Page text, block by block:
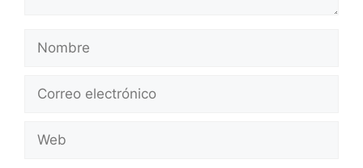
Nombre
Correo
Web